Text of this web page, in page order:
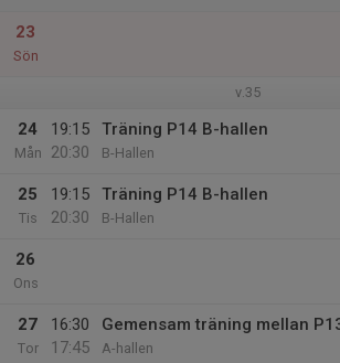
23
Sön
v.35
24
Mån
19:15
20:30
Träning P14 B-hallen
B-Hallen
25
Tis
19:15
20:30
Träning P14 B-hallen
B-Hallen
26
Ons
27
Tor
16:30
17:45
Gemensam träning mellan
A-hallen